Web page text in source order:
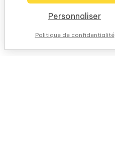
Personnaliser
Politique de confidentialité